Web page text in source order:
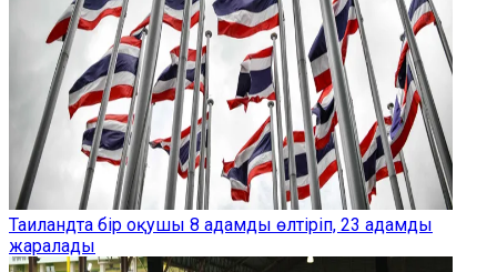
Таиландта бір оқушы 8 адамды өлтіріп, 23 адамды
жаралады